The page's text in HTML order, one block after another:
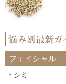
フェイシャル
シミ